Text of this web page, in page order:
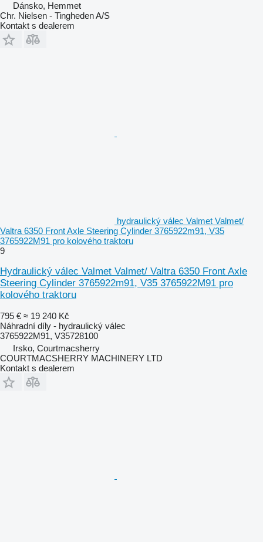
Dánsko, Hemmet
Chr. Nielsen - Tingheden A/S
Kontakt s dealerem
hydraulický válec Valmet Valmet/
Valtra 6350 Front Axle Steering Cylinder 3765922m91, V35
3765922M91 pro kolového traktoru
9
Hydraulický válec Valmet Valmet/ Valtra 6350 Front Axle
Steering Cylinder 3765922m91, V35 3765922M91 pro
kolového traktoru
795 € ≈ 19 240 Kč
Náhradní díly - hydraulický válec
3765922M91, V35728100
Irsko, Courtmacsherry
COURTMACSHERRY MACHINERY LTD
Kontakt s dealerem